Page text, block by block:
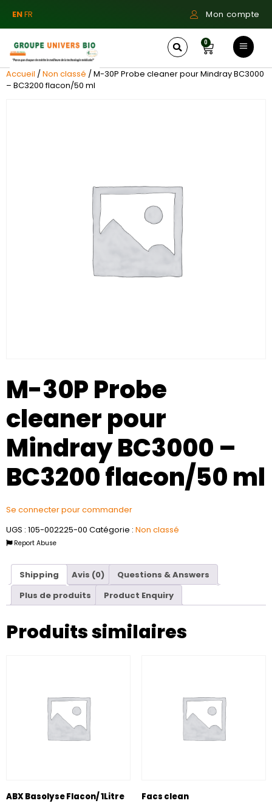
ENFR Mon compte
0
Accueil /Non classé / M-30P Probe cleaner pour Mindray BC3000
– BC3200 flacon/50 ml
M-30P Probe
cleaner pour
Mindray BC3000 –
BC3200 flacon/50 ml
Se connecter pour commander
UGS : 105-002225-00 Catégorie : Non classé
Report Abuse
Shipping Avis (0)
Questions & Answers
Plus de produits
Product Enquiry
Produits similaires
ABX Basolyse Flacon/ 1Litre
Facs clean